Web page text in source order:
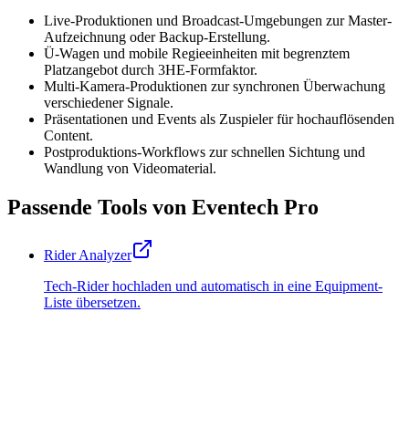
Live-Produktionen und Broadcast-Umgebungen zur Master-
Aufzeichnung oder Backup-Erstellung.
Ü-Wagen und mobile Regieeinheiten mit begrenztem
Platzangebot durch 3HE-Formfaktor.
Multi-Kamera-Produktionen zur synchronen Überwachung
verschiedener Signale.
Präsentationen und Events als Zuspieler für hochauflösenden
Content.
Postproduktions-Workflows zur schnellen Sichtung und
Wandlung von Videomaterial.
Passende Tools von Eventech Pro
Rider Analyzer
Tech-Rider hochladen und automatisch in eine Equipment-
Liste übersetzen.